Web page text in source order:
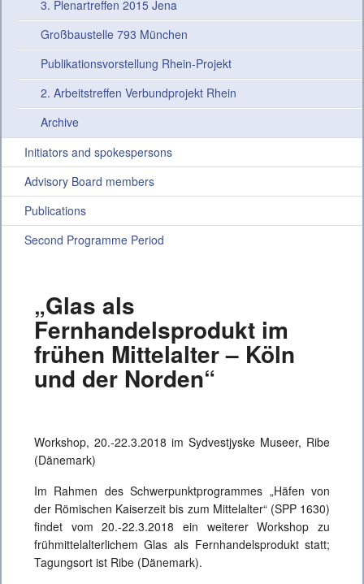
3. Plenartreffen 2015 Jena
Großbaustelle 793 München
Publikationsvorstellung Rhein-Projekt
2. Arbeitstreffen Verbundprojekt Rhein
Archive
Initiators and spokespersons
Advisory Board members
Publications
Second Programme Period
„Glas als
Fernhandelsprodukt im
frühen Mittelalter – Köln
und der Norden“
Workshop, 20.-22.3.2018 im Sydvestjyske Museer, Ribe
(Dänemark)
Im Rahmen des Schwerpunktprogrammes „Häfen von
der Römischen Kaiserzeit bis zum Mittelalter“ (SPP 1630)
findet vom 20.-22.3.2018 ein weiterer Workshop zu
frühmittelalterlichem Glas als Fernhandelsprodukt statt;
Tagungsort ist Ribe (Dänemark).